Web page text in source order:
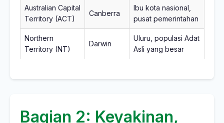
Australian Capital
Territory (ACT)
Canberra
Ibu kota nasional,
pusat pemerintahan
Northern
Territory (NT)
Darwin
Uluru, populasi Adat
Asli yang besar
Bagian 2: Keyakinan,